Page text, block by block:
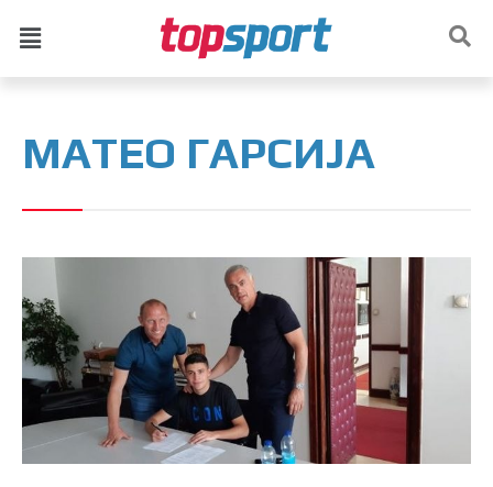
МАТЕО ГАРСИЈА